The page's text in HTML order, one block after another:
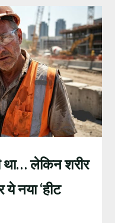
था… लेकिन शरीर
नया ‘हीट